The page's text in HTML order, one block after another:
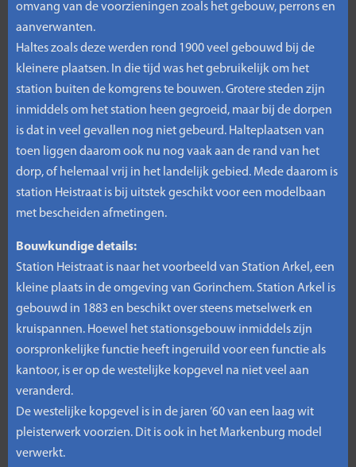
omvang van de voorzieningen zoals het gebouw, perrons en
aanverwanten.
Haltes zoals deze werden rond 1900 veel gebouwd bij de
kleinere plaatsen. In die tijd was het gebruikelijk om het
station buiten de komgrens te bouwen. Grotere steden zijn
inmiddels om het station heen gegroeid, maar bij de dorpen
is dat in veel gevallen nog niet gebeurd. Halteplaatsen van
toen liggen daarom ook nu nog vaak aan de rand van het
dorp, of helemaal vrij in het landelijk gebied. Mede daarom is
station Heistraat is bij uitstek geschikt voor een modelbaan
met bescheiden afmetingen.
Bouwkundige details:
Station Heistraat is naar het voorbeeld van Station Arkel, een
kleine plaats in de omgeving van Gorinchem. Station Arkel is
gebouwd in 1883 en beschikt over steens metselwerk en
kruispannen. Hoewel het stationsgebouw inmiddels zijn
oorspronkelijke functie heeft ingeruild voor een functie als
kantoor, is er op de westelijke kopgevel na niet veel aan
veranderd.
De westelijke kopgevel is in de jaren ’60 van een laag wit
pleisterwerk voorzien. Dit is ook in het Markenburg model
verwerkt.